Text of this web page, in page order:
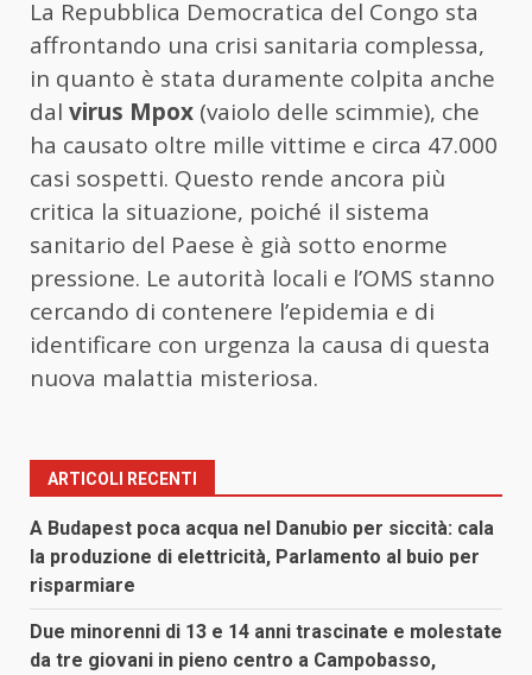
La Repubblica Democratica del Congo sta
affrontando una crisi sanitaria complessa,
in quanto è stata duramente colpita anche
dal virus Mpox (vaiolo delle scimmie), che
ha causato oltre mille vittime e circa 47.000
casi sospetti. Questo rende ancora più
critica la situazione, poiché il sistema
sanitario del Paese è già sotto enorme
pressione. Le autorità locali e l’OMS stanno
cercando di contenere l’epidemia e di
identificare con urgenza la causa di questa
nuova malattia misteriosa.
ARTICOLI RECENTI
A Budapest poca acqua nel Danubio per siccità: cala
la produzione di elettricità, Parlamento al buio per
risparmiare
Due minorenni di 13 e 14 anni trascinate e molestate
da tre giovani in pieno centro a Campobasso,